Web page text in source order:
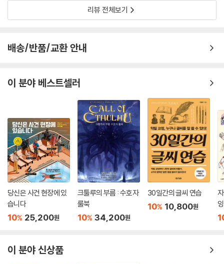
좋답니다. 참고자료로 활용해도 좋았
리뷰 전체보기
배송/반품/교환 안내
이 분야 베스트셀러
당신은 사건 현장에 있
습니다
10% 25,200원
크툴루의 부름 : 수호자
룰북
10% 34,200원
30일간의 글씨 연습
10% 10,800원
잉
이 분야 신상품